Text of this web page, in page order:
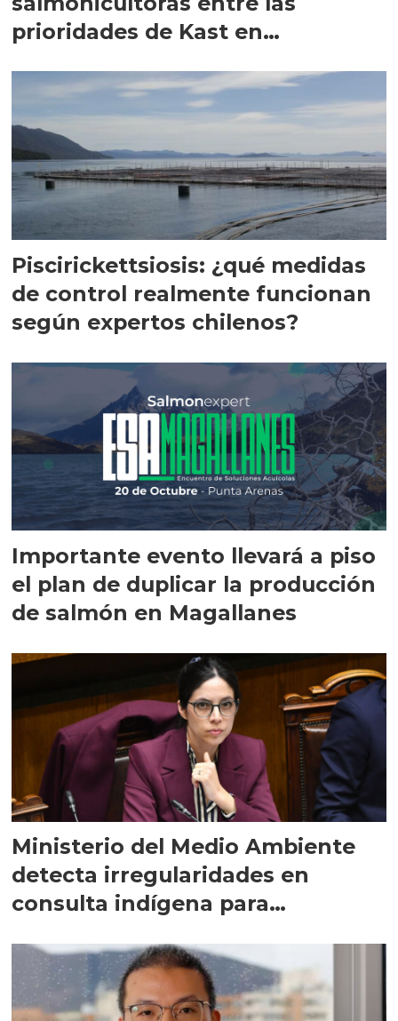
prioridades de Kast en
Piscirickettsiosis: ¿qué medidas
de control realmente funcionan
según expertos chilenos?
Importante evento llevará a piso
el plan de duplicar la producción
de salmón en Magallanes
Ministerio del Medio Ambiente
detecta irregularidades en
consulta indígena para